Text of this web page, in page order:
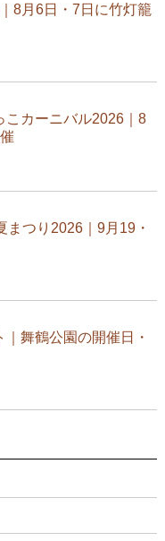
8月6日・7日に竹灯籠
こカーニバル2026｜8
つり2026｜9月19・
舞鶴公園の開催日・